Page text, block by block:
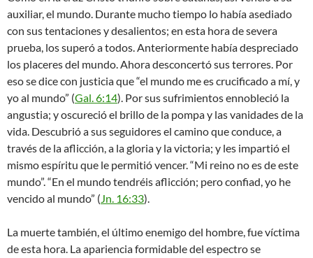
auxiliar, el mundo. Durante mucho tiempo lo había asediado
con sus tentaciones y desalientos; en esta hora de severa
prueba, los superó a todos. Anteriormente había despreciado
los placeres del mundo. Ahora desconcertó sus terrores. Por
eso se dice con justicia que “el mundo me es crucificado a mí, y
yo al mundo” (Gal. 6:14). Por sus sufrimientos ennobleció la
angustia; y oscureció el brillo de la pompa y las vanidades de la
vida. Descubrió a sus seguidores el camino que conduce, a
través de la aflicción, a la gloria y la victoria; y les impartió el
mismo espíritu que le permitió vencer. “Mi reino no es de este
mundo”. “En el mundo tendréis aflicción; pero confiad, yo he
vencido al mundo” (Jn. 16:33).
La muerte también, el último enemigo del hombre, fue víctima
de esta hora. La apariencia formidable del espectro se